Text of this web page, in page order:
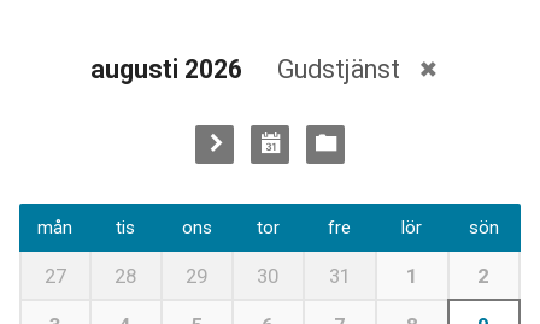
augusti 2026 Gudstjänst
mån tis ons tor fre lör sön
27 28 29 30 31 1 2